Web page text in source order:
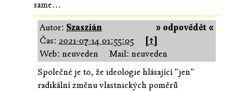
same...
» odpovědět «
Autor: Szaszián
Čas: 2021-07-14 01:55:05
[↑]
Web: neuveden
Mail: neuveden
Společné je to, že ideologie hlásající "jen"
radikální změnu vlastnických poměrů